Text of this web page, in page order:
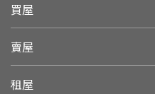
買屋
賣屋
租屋